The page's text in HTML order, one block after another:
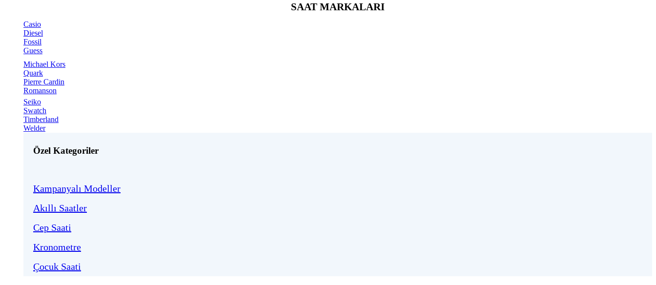
SAAT MARKALARI
Casio
Diesel
Fossil
Guess
Michael Kors
Quark
Pierre Cardin
Romanson
Seiko
Swatch
Timberland
Welder
Özel Kategoriler
Kampanyalı Modeller
Akıllı Saatler
Cep Saati
Kronometre
Çocuk Saati